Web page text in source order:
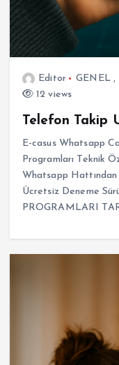
Editor GENEL,
12 views
Telefon Takip
E-casus Whatsapp
Programları Teknik
Whatsapp
Ücretsiz Deneme
PROGRAMLARI